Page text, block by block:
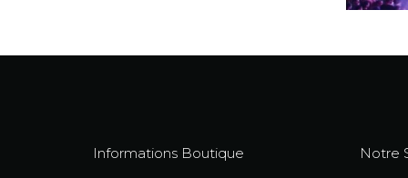
Informations Boutique Notre